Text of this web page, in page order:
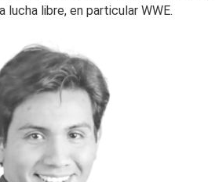
lucha libre, en particular WWE.